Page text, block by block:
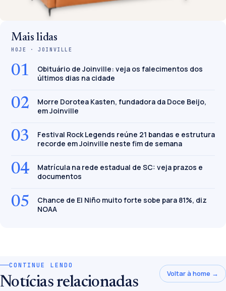
Mais lidas
HOJE · JOINVILLE
01
Obituário de Joinville: veja os falecimentos dos
últimos dias na cidade
02
Morre Dorotea Kasten, fundadora da Doce Beijo,
em Joinville
03
Festival Rock Legends reúne 21 bandas e estrutura
recorde em Joinville neste fim de semana
04
Matrícula na rede estadual de SC: veja prazos e
documentos
05
Chance de El Niño muito forte sobe para 81%, diz
NOAA
CONTINUE LENDO
Notícias relacionadas
Voltar à home →